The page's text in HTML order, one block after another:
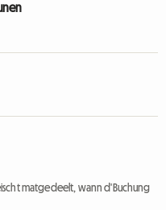
matgedeelt, wann d'Buchung